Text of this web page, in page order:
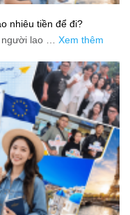
nhiêu tiền để đi?
người lao … Xem thêm